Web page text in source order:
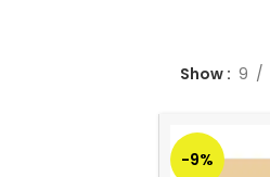
Show 9
-9%